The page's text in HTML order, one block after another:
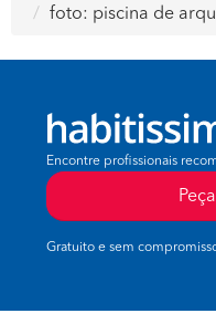
foto: piscina de
Encontre profissionais
Gratuito e sem